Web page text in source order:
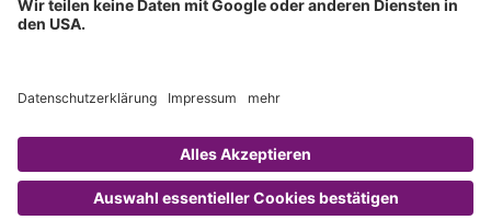
ISO 9001 Zertifikat